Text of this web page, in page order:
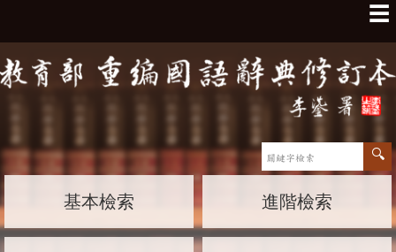
☰
基本檢索 進階檢索